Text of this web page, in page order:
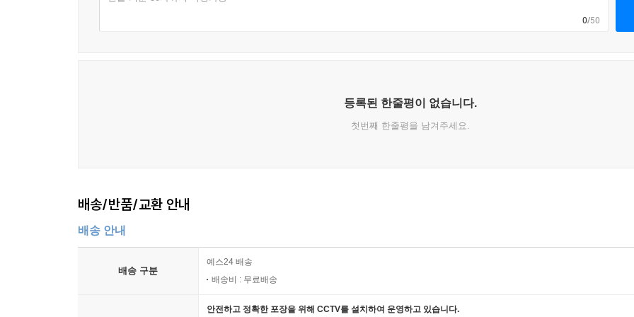
0/50
등록된 한줄평이 없습니다.
첫번째 한줄평을 남겨주세요.
배송/반품/교환 안내
배송 안내
배송 구분
예스24 배송
배송비 : 무료배송
안전하고 정확한 포장을 위해 CCTV를 설치하여 운영하고 있습니다.